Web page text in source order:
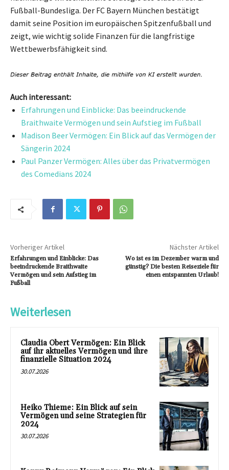
Fußball-Bundesliga. Der FC Bayern München bestätigt
damit seine Position im europäischen Spitzenfußball und
zeigt, wie wichtig solide Finanzen für die langfristige
Wettbewerbsfähigkeit sind.
Auch interessant:
Erfahrungen und Einblicke: Das beeindruckende
Braithwaite Vermögen und sein Aufstieg im Fußball
Madison Beer Vermögen: Ein Blick auf das Vermögen der
Sängerin 2024
Paul Panzer Vermögen: Alles über das Privatvermögen
des Comedians 2024
Vorheriger Artikel
Erfahrungen und Einblicke: Das
beeindruckende Braithwaite
Vermögen und sein Aufstieg im
Fußball
Nächster Artikel
Wo ist es im Dezember warm und
günstig? Die besten Reiseziele für
einen entspannten Urlaub!
Weiterlesen
Claudia Obert Vermögen: Ein Blick
auf ihr aktuelles Vermögen und ihre
finanzielle Situation 2024
30.07.2026
Heiko Thieme: Ein Blick auf sein
Vermögen und seine Strategien für
2024
30.07.2026